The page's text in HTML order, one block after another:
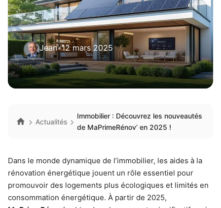
Jean•12 mars 2025
Actualités
Immobilier : Découvrez les nouveautés
de MaPrimeRénov’ en 2025 !
Dans le monde dynamique de l’immobilier, les aides à la
rénovation énergétique jouent un rôle essentiel pour
promouvoir des logements plus écologiques et limités en
consommation énergétique. À partir de 2025,